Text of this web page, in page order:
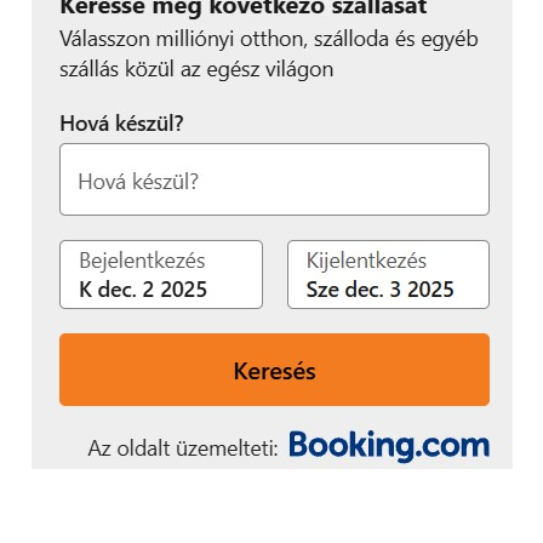
– mondta Tatár Tibor, a Futureal vezérigazgatója.
munkálatait 2016 végén kezdte meg a Futureal-
megvalósuló, összesen közel 20 00 négyzetméter
bérbe adható alapterületű, 68 millió euró (21 milliárd
forint) értékű ’A’ kategóriás épület BREEAM-
tanúsítványt szerezett, így a legszigorúbb
fenntarthatósági követelményeknek is megfelel.
A 90 millió euró értékű Corvin Technology &
Science Park (Corvin 5) irodaház építési munkálatai
2017 tavaszán indultak el. A Futureal-csoport
fejlesztésében a legmodernebb, környezetbarát